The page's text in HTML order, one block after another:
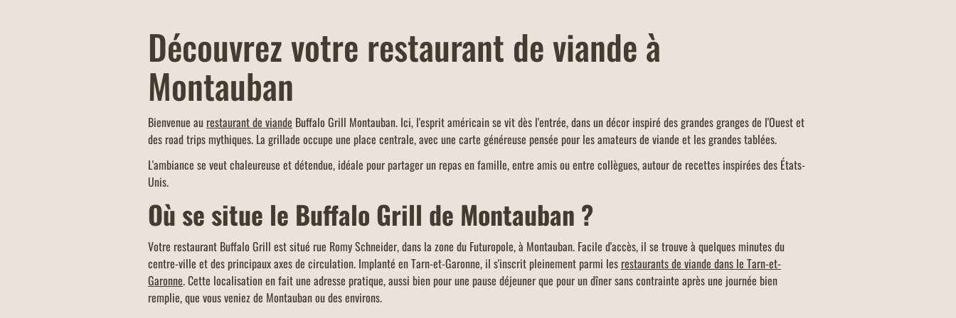
Découvrez votre restaurant de viande à
Montauban
Bienvenue au restaurant de viande Buffalo Grill Montauban. Ici, l'esprit américain se vit dès l'entrée, dans un décor inspiré des grandes granges de l'Ouest et
des road trips mythiques. La grillade occupe une place centrale, avec une carte généreuse pensée pour les amateurs de viande et les grandes tablées.
L'ambiance se veut chaleureuse et détendue, idéale pour partager un repas en famille, entre amis ou entre collègues, autour de recettes inspirées des États-
Unis.
Où se situe le Buffalo Grill de Montauban ?
Votre restaurant Buffalo Grill est situé rue Romy Schneider, dans la zone du Futuropole, à Montauban. Facile d'accès, il se trouve à quelques minutes du
centre-ville et des principaux axes de circulation. Implanté en Tarn-et-Garonne, il s'inscrit pleinement parmi les restaurants de viande dans le Tarn-et-
Garonne. Cette localisation en fait une adresse pratique, aussi bien pour une pause déjeuner que pour un dîner sans contrainte après une journée bien
remplie, que vous veniez de Montauban ou des environs.